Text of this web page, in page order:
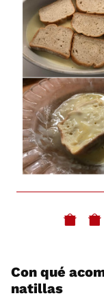
Con qué
natillas